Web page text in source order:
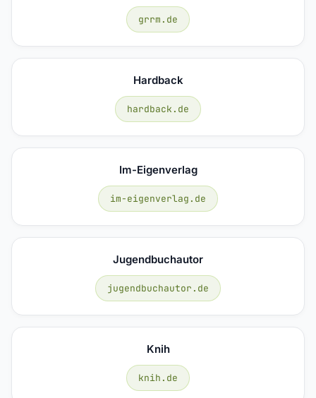
grrm.de
Hardback
hardback.de
Im-Eigenverlag
im-eigenverlag.de
Jugendbuchautor
jugendbuchautor.de
Knih
knih.de